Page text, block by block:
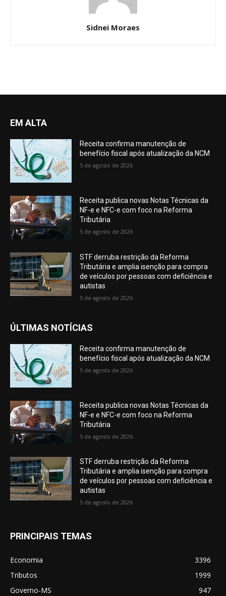
Sidnei Moraes
EM ALTA
Receita confirma manutenção de
benefício fiscal após atualização da NCM
5 de agosto de 2026
Receita publica novas Notas Técnicas da
NF-e e NFC-e com foco na Reforma
Tributária
5 de agosto de 2026
STF derruba restrição da Reforma
Tributária e amplia isenção para compra
de veículos por pessoas com deficiência e
autistas
5 de agosto de 2026
ÚLTIMAS NOTÍCIAS
Receita confirma manutenção de
benefício fiscal após atualização da NCM
5 de agosto de 2026
Receita publica novas Notas Técnicas da
NF-e e NFC-e com foco na Reforma
Tributária
5 de agosto de 2026
STF derruba restrição da Reforma
Tributária e amplia isenção para compra
de veículos por pessoas com deficiência e
autistas
5 de agosto de 2026
PRINCIPAIS TEMAS
Economia
3396
Tributos
1999
Governo-MS
947